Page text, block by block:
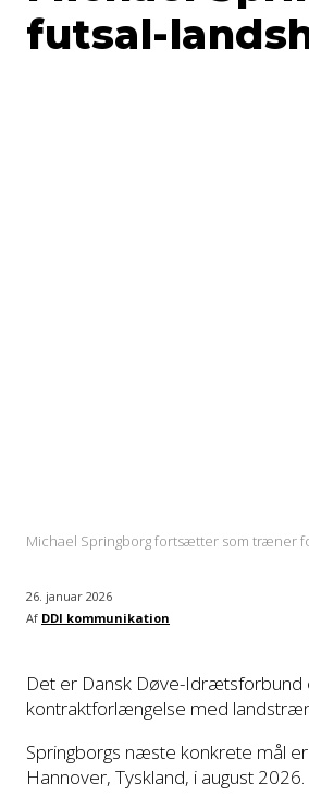
futsal-
Michael Springborg fortsætter som træner
26. januar 2026
Af DDI kommunikation
Det er Dansk Døve-Idrætsforbund
kontraktforlængelse med
Springborgs næste konkrete mål
Hannover, Tyskland, i august 2026.